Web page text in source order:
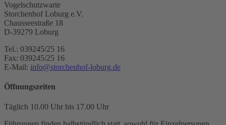
Vogelschutzwarte
Storchenhof Loburg e.V.
Chausseestraße 18
D-39279 Loburg
Tel.: 039245/25 16
Fax: 039245/25 16
E-Mail: info@storchenhof-loburg.de
Öffnungszeiten
Täglich 10.00 Uhr bis 17.00 Uhr